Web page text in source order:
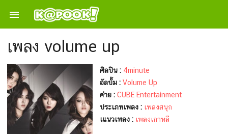

เพลง volume up
ศิลปิน : 4minute
อัลบั้ม : Volume Up
ค่าย : CUBE Entertainment
ประเภทเพลง : เพลงสนุก
เแนวเพลง : เพลงเกาหลี